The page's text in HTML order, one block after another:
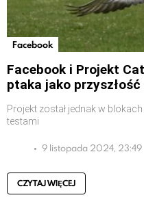
Facebook
Facebook i Projekt
ptaka jako
Projekt został jednak w
testami
9 listopada 2024, 23:49
CZYTAJ WIĘCEJ